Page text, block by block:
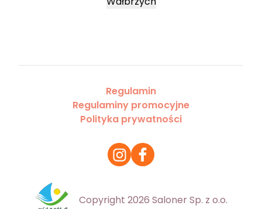
Regulamin
Regulaminy promocyjne
Polityka prywatności
Copyright 2026 Saloner Sp. z o.o.